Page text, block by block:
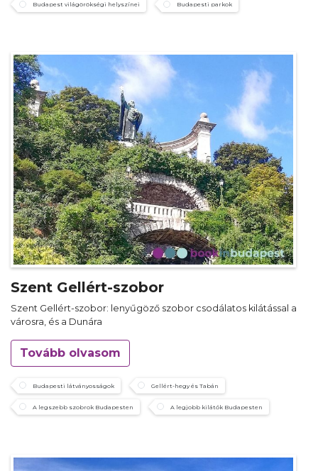
Budapest világörökségi helyszínei Budapesti parkok
Szent Gellért-szobor
Szent Gellért-szobor: lenyűgöző szobor csodálatos kilátással a
városra, és a Dunára
Tovább olvasom
Budapesti látványosságok Gellért-hegy és Tabán
A legszebb szobrok Budapesten A legjobb kilátók Budapesten